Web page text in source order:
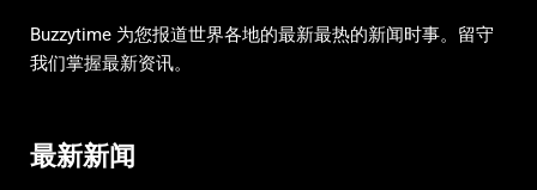
Buzzytime 为您报道世界各地的最新最热的新闻时事。留守
我们掌握最新资讯。
最新新闻